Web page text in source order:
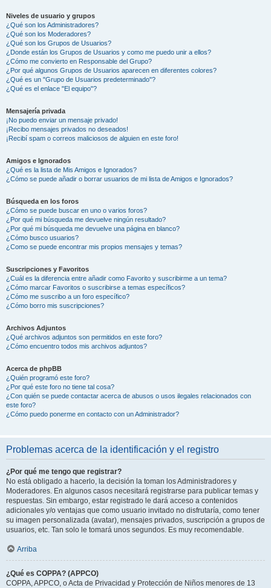
Niveles de usuario y grupos
¿Qué son los Administradores?
¿Qué son los Moderadores?
¿Qué son los Grupos de Usuarios?
¿Donde están los Grupos de Usuarios y como me puedo unir a ellos?
¿Cómo me convierto en Responsable del Grupo?
¿Por qué algunos Grupos de Usuarios aparecen en diferentes colores?
¿Qué es un "Grupo de Usuarios predeterminado"?
¿Qué es el enlace "El equipo"?
Mensajería privada
¡No puedo enviar un mensaje privado!
¡Recibo mensajes privados no deseados!
¡Recibí spam o correos maliciosos de alguien en este foro!
Amigos e Ignorados
¿Qué es la lista de Mis Amigos e Ignorados?
¿Cómo se puede añadir o borrar usuarios de mi lista de Amigos e Ignorados?
Búsqueda en los foros
¿Cómo se puede buscar en uno o varios foros?
¿Por qué mi búsqueda me devuelve ningún resultado?
¿Por qué mi búsqueda me devuelve una página en blanco?
¿Cómo busco usuarios?
¿Como se puede encontrar mis propios mensajes y temas?
Suscripciones y Favoritos
¿Cuál es la diferencia entre añadir como Favorito y suscribirme a un tema?
¿Cómo marcar Favoritos o suscribirse a temas específicos?
¿Cómo me suscribo a un foro específico?
¿Cómo borro mis suscripciones?
Archivos Adjuntos
¿Qué archivos adjuntos son permitidos en este foro?
¿Cómo encuentro todos mis archivos adjuntos?
Acerca de phpBB
¿Quién programó este foro?
¿Por qué este foro no tiene tal cosa?
¿Con quién se puede contactar acerca de abusos o usos ilegales relacionados con
este foro?
¿Cómo puedo ponerme en contacto con un Administrador?
Problemas acerca de la identificación y el registro
¿Por qué me tengo que registrar?
No está obligado a hacerlo, la decisión la toman los Administradores y
Moderadores. En algunos casos necesitará registrarse para publicar temas y
respuestas. Sin embargo, estar registrado le dará acceso a contenidos
adicionales y/o ventajas que como usuario invitado no disfrutaría, como tener
su imagen personalizada (avatar), mensajes privados, suscripción a grupos de
usuarios, etc. Tan solo le tomará unos segundos. Es muy recomendable.
Arriba
¿Qué es COPPA? (APPCO)
COPPA, APPCO, o Acta de Privacidad y Protección de Niños menores de 13